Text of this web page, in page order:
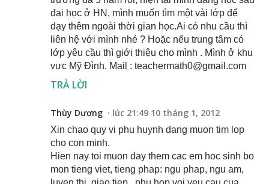
đai học ở HN, mình muốn tìm một vài lớp để
dạy thêm ngoài thời gian học.Ai có nhu cầu thì
liên hệ với mình nhé ? Hoặc nếu trung tâm có
lớp yêu cầu thì giới thiệu cho mình . Mình ở khu
vực Mỹ Đình. Mail : teachermath0@gmail.com
TRẢ LỜI
Thùy Dương lúc 21:49 10 tháng 1, 2012
Xin chao quy vi phu huynh dang muon tim lop
cho con minh.
Hien nay toi muon day them cac em hoc sinh bo
mon tieng viet, tieng phap: ngu phap, ngu am,